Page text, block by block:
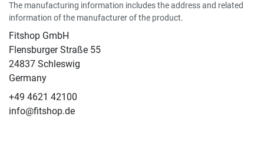
The manufacturing information includes the address and related
information of the manufacturer of the product.
Fitshop GmbH
Flensburger Straße 55
24837 Schleswig
Germany
+49 4621 42100
info@fitshop.de